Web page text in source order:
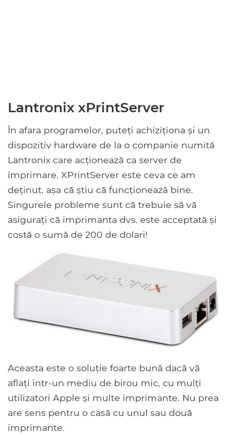
Lantronix xPrintServer
În afara programelor, puteți achiziționa și un
dispozitiv hardware de la o companie numită
Lantronix care acționează ca server de
imprimare. XPrintServer este ceva ce am
deținut, așa că știu că funcționează bine.
Singurele probleme sunt că trebuie să vă
asigurați că imprimanta dvs. este acceptată și
costă o sumă de 200 de dolari!
Aceasta este o soluție foarte bună dacă vă
aflați într-un mediu de birou mic, cu mulți
utilizatori Apple și multe imprimante. Nu prea
are sens pentru o casă cu unul sau două
imprimante.